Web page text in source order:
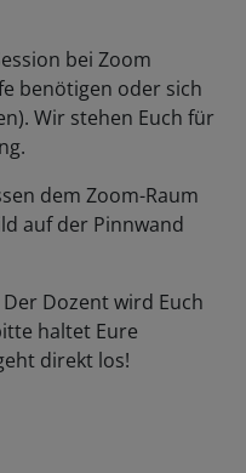
bei Zoom
benötigen oder sich
Wir stehen Euch für
dem Zoom-Raum
auf der Pinnwand
Dozent wird Euch
haltet Eure
direkt los!